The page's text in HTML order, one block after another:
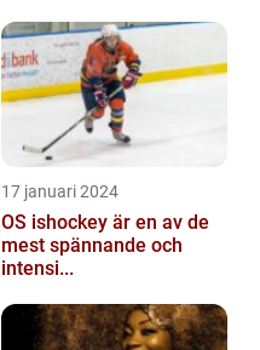
17 januari 2024
OS ishockey är en av de
mest spännande och
intensi...